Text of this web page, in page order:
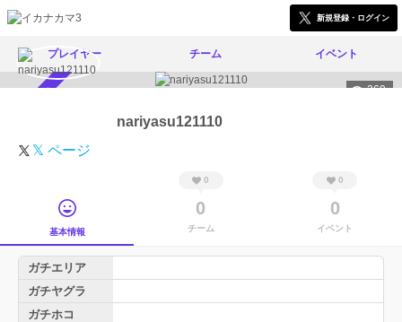
新規登録・ログイン
プレイヤー チーム イベント
269
nariyasu121110
𝕏 ページ
基本情報
0
0
チーム
0
0
イベント
ガチエリア
ガチヤグラ
ガチホコ